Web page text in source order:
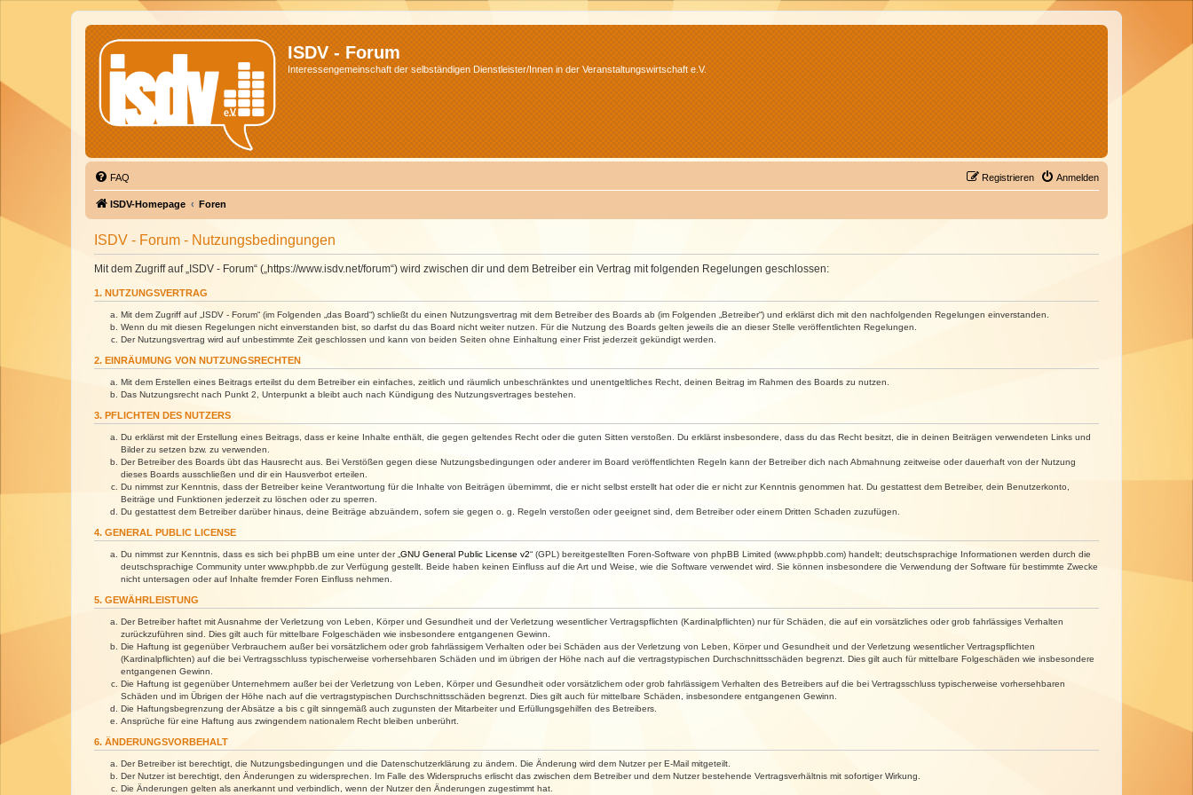
ISDV - Forum
Interessengemeinschaft der selbständigen Dienstleister/Innen in der Veranstaltungswirtschaft e.V.
FAQ Anmelden
Registrieren
ISDV-Homepage Foren
ISDV - Forum - Nutzungsbedingungen
Mit dem Zugriff auf „ISDV - Forum“ („https://www.isdv.net/forum“) wird zwischen dir und dem Betreiber ein Vertrag mit folgenden Regelungen geschlossen:
1. NUTZUNGSVERTRAG
Mit dem Zugriff auf „ISDV - Forum“ (im Folgenden „das Board“) schließt du einen Nutzungsvertrag mit dem Betreiber des Boards ab (im Folgenden „Betreiber“) und erklärst dich mit den nachfolgenden Regelungen einverstanden.
Wenn du mit diesen Regelungen nicht einverstanden bist, so darfst du das Board nicht weiter nutzen. Für die Nutzung des Boards gelten jeweils die an dieser Stelle veröffentlichten Regelungen.
Der Nutzungsvertrag wird auf unbestimmte Zeit geschlossen und kann von beiden Seiten ohne Einhaltung einer Frist jederzeit gekündigt werden.
2. EINRÄUMUNG VON NUTZUNGSRECHTEN
Mit dem Erstellen eines Beitrags erteilst du dem Betreiber ein einfaches, zeitlich und räumlich unbeschränktes und unentgeltliches Recht, deinen Beitrag im Rahmen des Boards zu nutzen.
Das Nutzungsrecht nach Punkt 2, Unterpunkt a bleibt auch nach Kündigung des Nutzungsvertrages bestehen.
3. PFLICHTEN DES NUTZERS
Du erklärst mit der Erstellung eines Beitrags, dass er keine Inhalte enthält, die gegen geltendes Recht oder die guten Sitten verstoßen. Du erklärst insbesondere, dass du das Recht besitzt, die in deinen Beiträgen verwendeten Links und
Bilder zu setzen bzw. zu verwenden.
Der Betreiber des Boards übt das Hausrecht aus. Bei Verstößen gegen diese Nutzungsbedingungen oder anderer im Board veröffentlichten Regeln kann der Betreiber dich nach Abmahnung zeitweise oder dauerhaft von der Nutzung
dieses Boards ausschließen und dir ein Hausverbot erteilen.
Du nimmst zur Kenntnis, dass der Betreiber keine Verantwortung für die Inhalte von Beiträgen übernimmt, die er nicht selbst erstellt hat oder die er nicht zur Kenntnis genommen hat. Du gestattest dem Betreiber, dein Benutzerkonto,
Beiträge und Funktionen jederzeit zu löschen oder zu sperren.
Du gestattest dem Betreiber darüber hinaus, deine Beiträge abzuändern, sofern sie gegen o. g. Regeln verstoßen oder geeignet sind, dem Betreiber oder einem Dritten Schaden zuzufügen.
4. GENERAL PUBLIC LICENSE
Du nimmst zur Kenntnis, dass es sich bei phpBB um eine unter der „ GNU General Public License v2“ (GPL) bereitgestellten Foren-Software von phpBB Limited (www.phpbb.com) handelt; deutschsprachige Informationen werden durch die
deutschsprachige Community unter www.phpbb.de zur Verfügung gestellt. Beide haben keinen Einfluss auf die Art und Weise, wie die Software verwendet wird. Sie können insbesondere die Verwendung der Software für bestimmte Zwecke
nicht untersagen oder auf Inhalte fremder Foren Einfluss nehmen.
5. GEWÄHRLEISTUNG
Der Betreiber haftet mit Ausnahme der Verletzung von Leben, Körper und Gesundheit und der Verletzung wesentlicher Vertragspflichten (Kardinalpflichten) nur für Schäden, die auf ein vorsätzliches oder grob fahrlässiges Verhalten
zurückzuführen sind. Dies gilt auch für mittelbare Folgeschäden wie insbesondere entgangenen Gewinn.
Die Haftung ist gegenüber Verbrauchern außer bei vorsätzlichem oder grob fahrlässigem Verhalten oder bei Schäden aus der Verletzung von Leben, Körper und Gesundheit und der Verletzung wesentlicher Vertragspflichten
(Kardinalpflichten) auf die bei Vertragsschluss typischerweise vorhersehbaren Schäden und im übrigen der Höhe nach auf die vertragstypischen Durchschnittsschäden begrenzt. Dies gilt auch für mittelbare Folgeschäden wie insbesondere
entgangenen Gewinn.
Die Haftung ist gegenüber Unternehmern außer bei der Verletzung von Leben, Körper und Gesundheit oder vorsätzlichem oder grob fahrlässigem Verhalten des Betreibers auf die bei Vertragsschluss typischerweise vorhersehbaren
Schäden und im Übrigen der Höhe nach auf die vertragstypischen Durchschnittsschäden begrenzt. Dies gilt auch für mittelbare Schäden, insbesondere entgangenen Gewinn.
Die Haftungsbegrenzung der Absätze a bis c gilt sinngemäß auch zugunsten der Mitarbeiter und Erfüllungsgehilfen des Betreibers.
Ansprüche für eine Haftung aus zwingendem nationalem Recht bleiben unberührt.
6. ÄNDERUNGSVORBEHALT
Der Betreiber ist berechtigt, die Nutzungsbedingungen und die Datenschutzerklärung zu ändern. Die Änderung wird dem Nutzer per E-Mail mitgeteilt.
Der Nutzer ist berechtigt, den Änderungen zu widersprechen. Im Falle des Widerspruchs erlischt das zwischen dem Betreiber und dem Nutzer bestehende Vertragsverhältnis mit sofortiger Wirkung.
Die Änderungen gelten als anerkannt und verbindlich, wenn der Nutzer den Änderungen zugestimmt hat.